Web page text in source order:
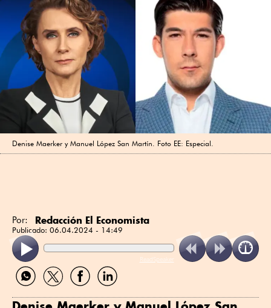
Denise Maerker y Manuel López San Martín. Foto EE: Especial.
Por: Redacción El Economista
Publicado: 06.04.2024 - 14:49
ReadSpeaker
Compartir
por
Compartir
por
Compartir
por
Compartir
por